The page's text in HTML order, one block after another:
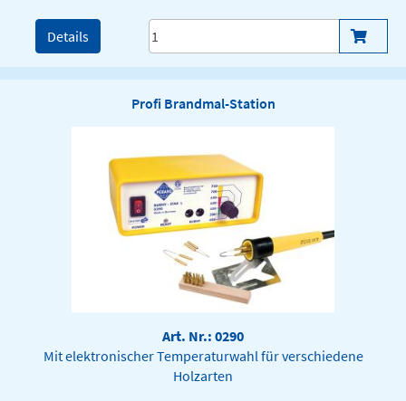
Details
Profi Brandmal-Station
Art. Nr.: 0290
Mit elektronischer Temperaturwahl für verschiedene
Holzarten